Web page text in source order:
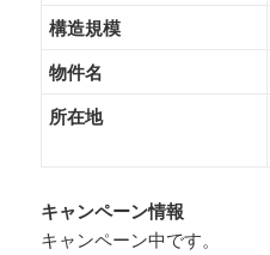
構造規模
物件名
所在地
キャンペーン情報
キャンペーン中です。